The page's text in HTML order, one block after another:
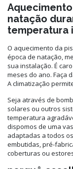
natação
temperatura
O aquecimento da
época de natação,
sua instalação. É
meses do ano. Faça
A climatização
Seja através de
solares ou outros
temperatura
dispomos de uma
adaptadas a todos
embutidas, pré-
coberturas ou